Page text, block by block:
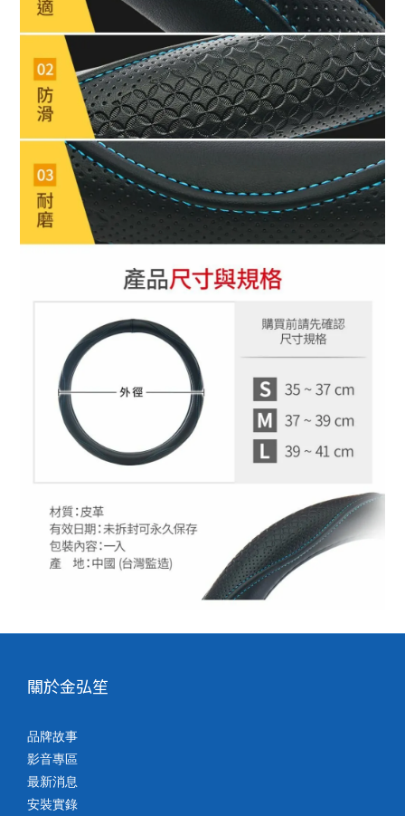
關於金弘笙
品牌故事
影音專區
最新消息
安裝實錄